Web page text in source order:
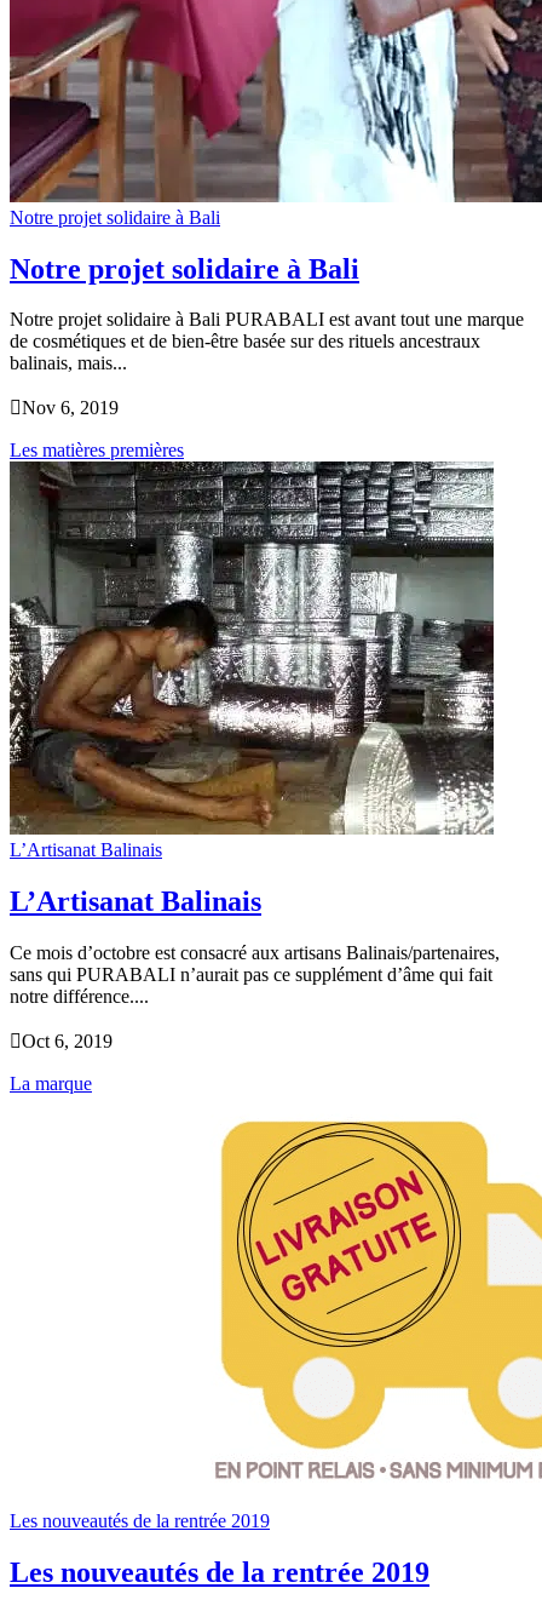
Notre projet solidaire à Bali
Notre projet solidaire à Bali
Notre projet solidaire à Bali PURABALI est avant tout une marque
de cosmétiques et de bien-être basée sur des rituels ancestraux
balinais, mais...
Nov 6, 2019
Les matières premières
L’Artisanat Balinais
L’Artisanat Balinais
Ce mois d’octobre est consacré aux artisans Balinais/partenaires,
sans qui PURABALI n’aurait pas ce supplément d’âme qui fait
notre différence....
Oct 6, 2019
La marque
Les nouveautés de la rentrée 2019
Les nouveautés de la rentrée 2019